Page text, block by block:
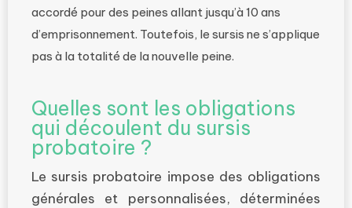
accordé pour des peines allant jusqu’à 10 ans
d’emprisonnement. Toutefois, le sursis ne s’applique
pas à la totalité de la nouvelle peine.
Quelles sont les obligations
qui découlent du sursis
probatoire ?
Le sursis probatoire impose des obligations
générales et personnalisées, déterminées